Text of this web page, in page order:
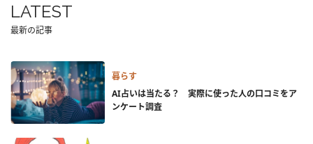
LATEST
最新の記事
暮らす
AI占いは当たる？ 実際に使った人の口コミをア
ンケート調査